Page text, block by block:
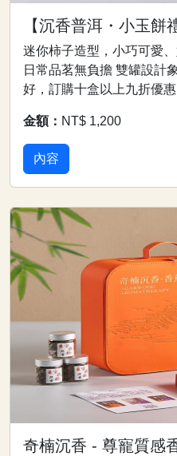
【沉香普洱・小玉
迷你柿子造型，小巧可愛
日常品茗無負擔 雙罐設計
好，訂購十盒以上九折優惠
金額： NT$ 1,200
內容
奇楠沉香 - 尊寵質感